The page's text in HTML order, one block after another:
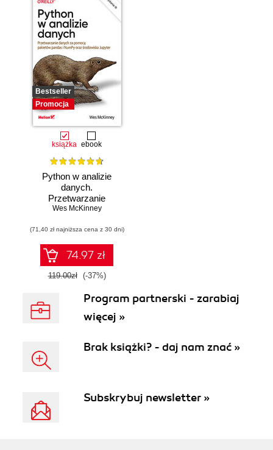
Bestseller
Promocja
książka ebook
Python w analizie
danych.
Przetwarzanie
danych za pomocą
NumPy oraz
środowiska
Jupyter. Wydanie
III
Wes McKinney
(71,40 zł najniższa cena z 30 dni)
74.97 zł
119.00zł (-37%)
Program partnerski - zarabiaj
więcej »
Brak książki? - daj nam znać »
Subskrybuj newsletter »